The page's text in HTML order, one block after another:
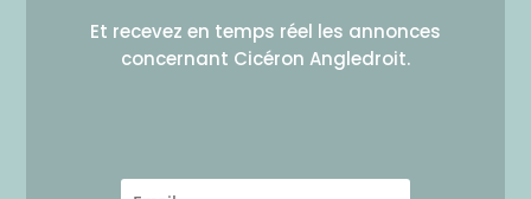
Et recevez en temps réel les annonces
concernant Cicéron Angledroit.